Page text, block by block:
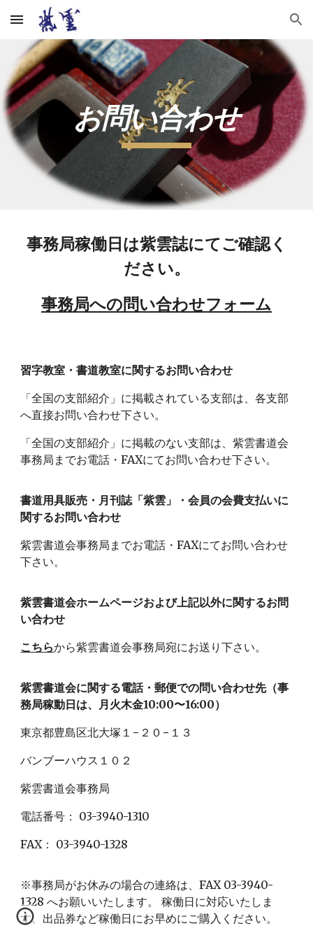
Skip to main content Skip to navigation
お問い合わせ
事務局稼働日は紫雲誌にてご確認く
ださい。
事務局への問い合わせフォーム
習字教室・書道教室に関するお問い合わせ
「全国の支部紹介」に掲載されている支部は、各支部
へ直接お問い合わせ下さい。
「全国の支部紹介」に掲載のない支部は、紫雲書道会
事務局までお電話・FAXにてお問い合わせ下さい。
書道用具販売・月刊誌「紫雲」・会員の会費支払いに
関するお問い合わせ
紫雲書道会事務局までお電話・FAXにてお問い合わせ
下さい。
紫雲書道会ホームページおよび上記以外に関するお問
い合わせ
こちらから紫雲書道会事務局宛にお送り下さい。
紫雲書道会に関する電話・郵便での問い合わせ先（事
務局稼動日は、月火木金10:00〜16:00）
東京都豊島区北大塚１−２０−１３
バンブーハウス１０２
紫雲書道会事務局
電話番号： 03-3940-1310
FAX： 03-3940-1328
※事務局がお休みの場合の連絡は、FAX 03-3940-
1328 へお願いいたします。 稼働日に対応いたしま
す。出品券など稼働日にお早めにご購入ください。